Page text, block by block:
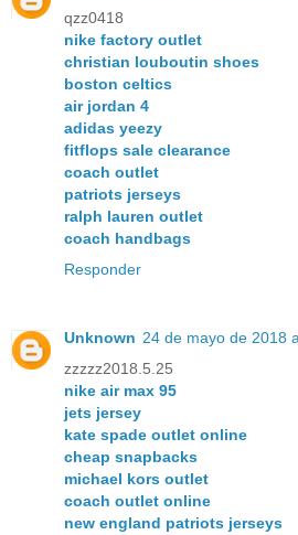
qzz0418
nike factory outlet
christian louboutin shoes
boston celtics
air jordan 4
adidas yeezy
fitflops sale clearance
coach outlet
patriots jerseys
ralph lauren outlet
coach handbags
Responder
Unknown 24 de mayo de 2018
zzzzz2018.5.25
nike air max 95
jets jersey
kate spade outlet online
cheap snapbacks
michael kors outlet
coach outlet online
new england patriots jerseys